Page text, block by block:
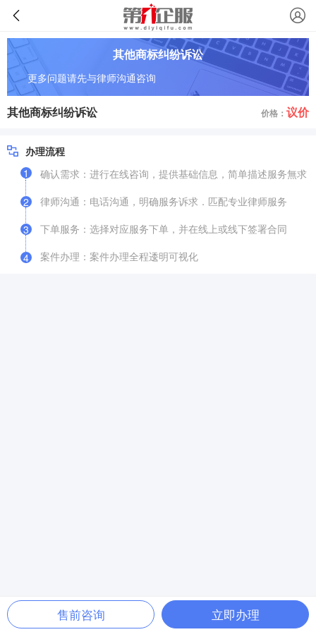
其他商标纠纷诉讼
更多问题请先与律师沟通咨询
其他商标纠纷诉讼 价格： 议价
办理流程
1
确认需求：进行在线咨询，提供基础信息，简单描述服务無求
2
律师沟通：电话沟通，明确服务诉求．匹配专业律师服务
3
下单服务：选择对应服务下单，并在线上或线下签署合同
4 案件办理：案件办理全程逶明可视化
售前咨询 立即办理